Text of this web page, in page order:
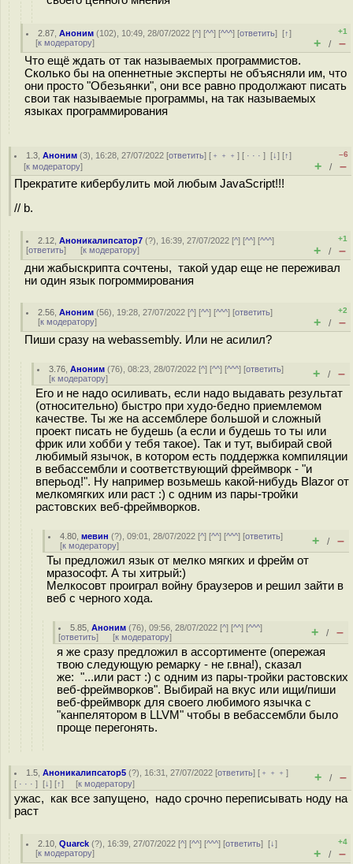
2.87 ,Аноним (102), 10:49, 28/07/2022 [^] [^^] [^^^] [ответить][↑]
[к модератору]
+1
+ / –
Что ещё ждать от так называемых программистов.
Сколько бы на опеннетные эксперты не объясняли им, что
они просто "Обезьянки", они все равно продолжают писать
свои так называемые программы, на так называемых
языках программирования
1.3 ,Аноним (3), 16:28, 27/07/2022 [ответить] [ ﹢﹢﹢] [ · · ·][↓] [↑]
[к модератору]
–6
+ / –
Прекратите кибербулить мой любым JavaScript!!!
// b.
2.12 ,Аноникалипсатор7 (?), 16:39, 27/07/2022 [^] [^^] [^^^]
[ответить] [к модератору]
+1
+ / –
дни жабыскрипта сочтены, такой удар еще не переживал
ни один язык погроммирования
2.56 ,Аноним (56), 19:28, 27/07/2022 [^] [^^] [^^^] [ответить]
[к модератору]
+2
+ / –
Пиши сразу на webassembly. Или не асилил?
3.76 ,Аноним (76), 08:23, 28/07/2022 [^] [^^] [^^^] [ответить]
[к модератору] + / –
Его и не надо осиливать, если надо выдавать результат
(относительно) быстро при худо-бедно приемлемом
качестве. Ты же на ассемблере большой и сложный
проект писать не будешь (а если и будешь то ты или
фрик или хобби у тебя такое). Так и тут, выбирай свой
любимый язычок, в котором есть поддержка компиляции
в вебассембли и соответствующий фреймворк - "и
вперьод!". Ну например возьмешь какой-нибудь Blazor от
мелкомягких или раст :) с одним из пары-тройки
растовских веб-фреймворков.
4.80 ,мевин (?), 09:01, 28/07/2022 [^] [^^] [^^^] [ответить]
[к модератору] + / –
Ты предложил язык от мелко мягких и фрейм от
мразософт. А ты хитрый:)
Мелкосовт проиграл войну браузеров и решил зайти в
веб с черного хода.
5.85 ,Аноним (76), 09:56, 28/07/2022 [^] [^^] [^^^]
[ответить] [к модератору] + / –
я же сразу предложил в ассортименте (опережая
твою следующую ремарку - не г.вна!), сказал
же: "...или раст :) с одним из пары-тройки растовских
веб-фреймворков". Выбирай на вкус или ищи/пиши
веб-фреймворк для своего любимого язычка с
"канпелятором в LLVM" чтобы в вебассембли было
проще перегонять.
1.5 ,Аноникалипсатор5 (?), 16:31, 27/07/2022 [ответить] [ ﹢﹢﹢]
[ · · · ] [↓] [↑] [к модератору] + / –
ужас, как все запущено, надо срочно переписывать ноду на
раст
2.10 ,Quarck (?), 16:39, 27/07/2022 [^] [^^] [^^^] [ответить][↓]
[к модератору]
+4
+ / –